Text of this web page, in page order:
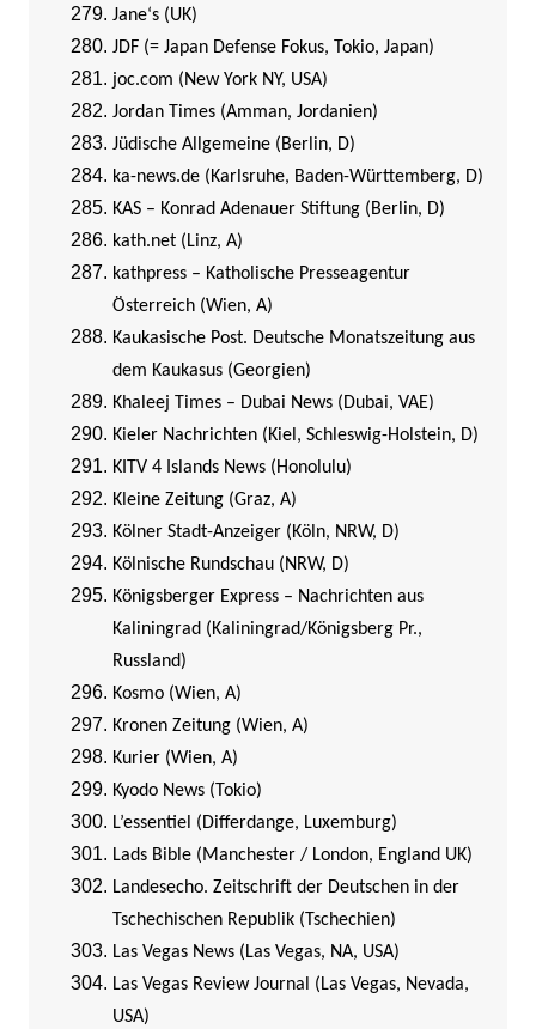
Jane‘s (UK)
JDF (= Japan Defense Fokus, Tokio, Japan)
joc.com (New York NY, USA)
Jordan Times (Amman, Jordanien)
Jüdische Allgemeine (Berlin, D)
ka-news.de (Karlsruhe, Baden-Württemberg, D)
KAS – Konrad Adenauer Stiftung (Berlin, D)
kath.net (Linz, A)
kathpress – Katholische Presseagentur
Österreich (Wien, A)
Kaukasische Post. Deutsche Monatszeitung aus
dem Kaukasus (Georgien)
Khaleej Times – Dubai News (Dubai, VAE)
Kieler Nachrichten (Kiel, Schleswig-Holstein, D)
KITV 4 Islands News (Honolulu)
Kleine Zeitung (Graz, A)
Kölner Stadt-Anzeiger (Köln, NRW, D)
Kölnische Rundschau (NRW, D)
Königsberger Express – Nachrichten aus
Kaliningrad (Kaliningrad/Königsberg Pr.,
Russland)
Kosmo (Wien, A)
Kronen Zeitung (Wien, A)
Kurier (Wien, A)
Kyodo News (Tokio)
L’essentiel (Differdange, Luxemburg)
Lads Bible (Manchester / London, England UK)
Landesecho. Zeitschrift der Deutschen in der
Tschechischen Republik (Tschechien)
Las Vegas News (Las Vegas, NA, USA)
Las Vegas Review Journal (Las Vegas, Nevada,
USA)